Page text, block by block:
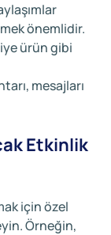
önemlidir.
ürün gibi
mesajları
Etkinlik
için özel
Örneğin,